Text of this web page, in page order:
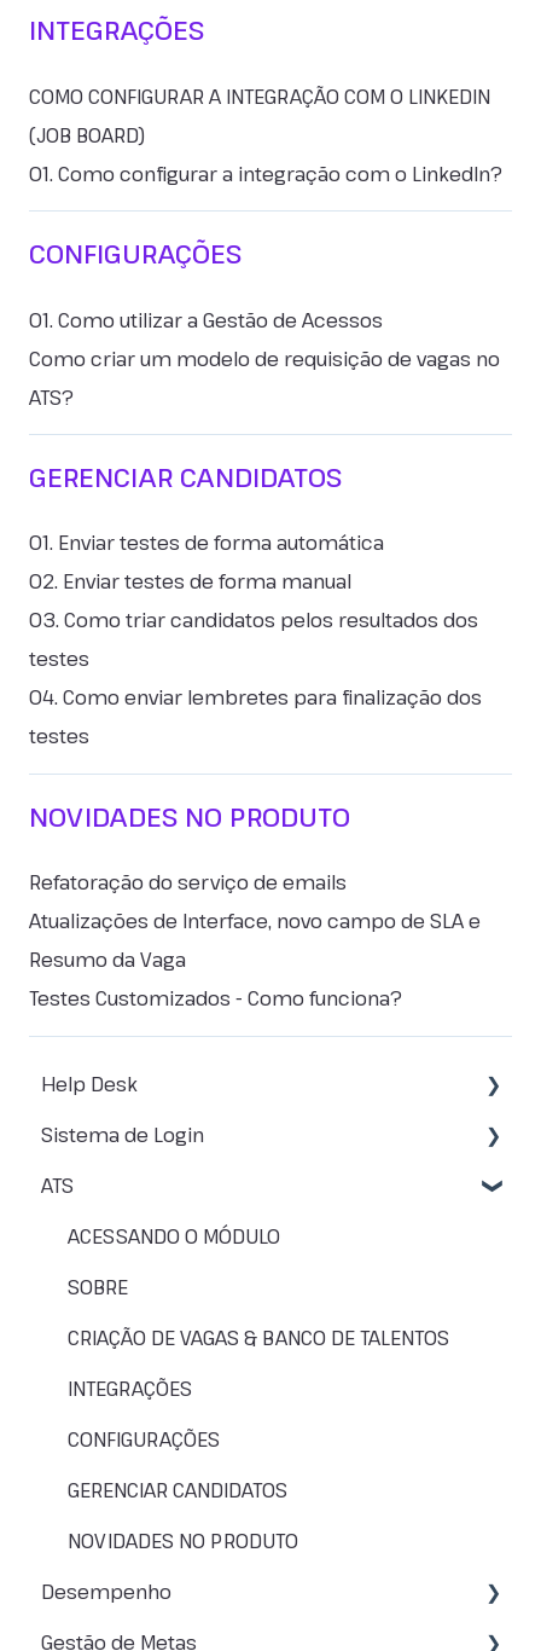
INTEGRAÇÕES
COMO CONFIGURAR A INTEGRAÇÃO COM O LINKEDIN
(JOB BOARD)
01. Como configurar a integração com o LinkedIn?
CONFIGURAÇÕES
01. Como utilizar a Gestão de Acessos
Como criar um modelo de requisição de vagas no
ATS?
GERENCIAR CANDIDATOS
01. Enviar testes de forma automática
02. Enviar testes de forma manual
03. Como triar candidatos pelos resultados dos
testes
04. Como enviar lembretes para finalização dos
testes
NOVIDADES NO PRODUTO
Refatoração do serviço de emails
Atualizações de Interface, novo campo de SLA e
Resumo da Vaga
Testes Customizados - Como funciona?
Help Desk
SOBRE A CENTRAL DE AJUDA
Sistema de Login
ACESSANDO O SISTEMA
NAVEGANDO PELO SISTEMA
RESOLUÇÃO DE PROBLEMAS
ATS
ACESSANDO O MÓDULO
SOBRE
CRIAÇÃO DE VAGAS & BANCO DE TALENTOS
INTEGRAÇÕES
CONFIGURAÇÕES
GERENCIAR CANDIDATOS
NOVIDADES NO PRODUTO
Desempenho
SOBRE AVALIAÇÃO DE DESEMPENHO
Gestão de Metas